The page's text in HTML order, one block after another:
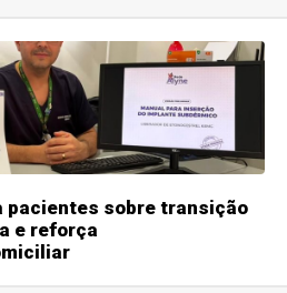
pacientes sobre transição
e reforça